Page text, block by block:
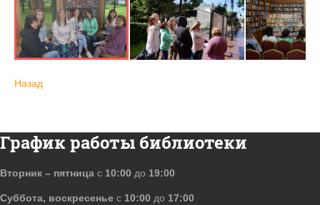
Назад
График работы библиотеки
Вторник – пятница с 10:00 до 19:00
Суббота, воскресенье с 10:00 до 17:00